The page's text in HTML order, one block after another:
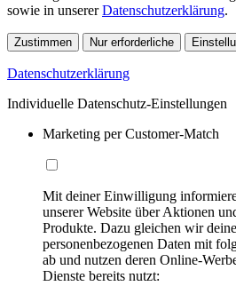
sowie in unsererDatenschutzerklärung.
Zustimmen Nur erforderliche
Datenschutzerklärung
Individuelle Datenschutz-Einstellungen
Marketing per Customer-Match
Mit deiner Einwilligung
unserer Website über Aktionen
Produkte. Dazu gleichen wir
personenbezogenen Daten mit
ab und nutzen deren Online-
Dienste bereits nutzt: